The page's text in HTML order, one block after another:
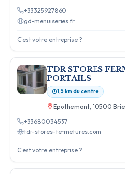
+33325927860
gd-menuiseries.fr
C'est votre entreprise ?
TDR STORES
PORTAILS
1,5 km du centre
Epothemont, 10500
+33680034537
tdr-stores-fermetures.com
C'est votre entreprise ?